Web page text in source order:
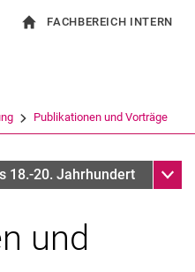
Springe direkt zu: Inhalt
Springe direkt zu: Suche
Springe direkt zu:
externen Link in einem
FACHBEREICH INTERN
Publikationen und Vorträge
18.-20. Jahrhundert
und